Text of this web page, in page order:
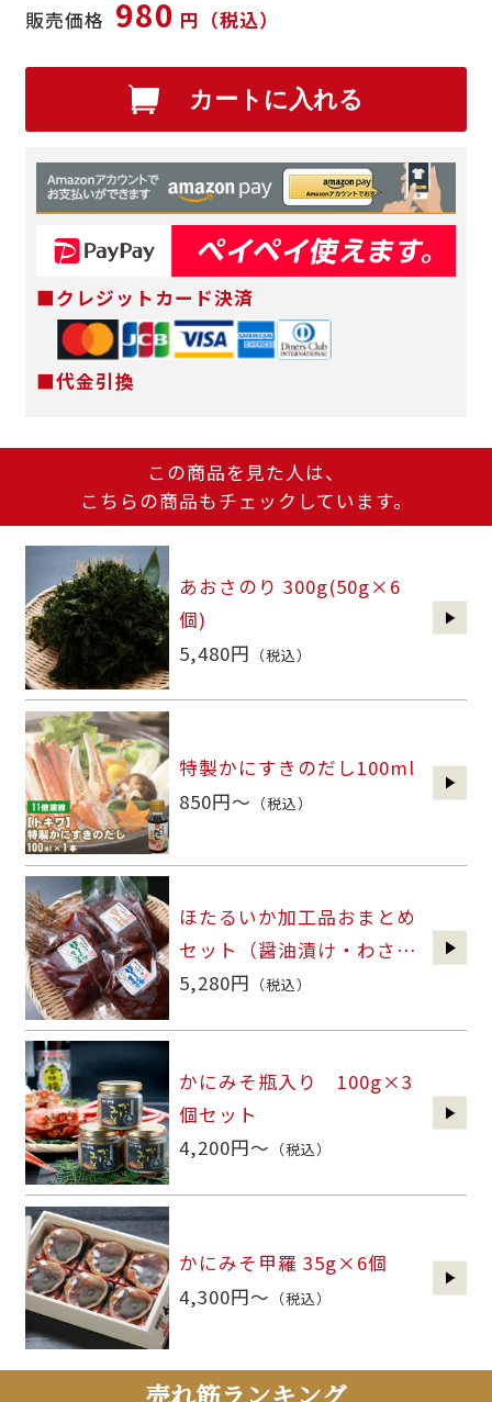
販売価格 980 円（税込）
カートに入れる
■クレジットカード決済
■代金引換
この商品を見た人は、
こちらの商品もチェックしています。
あおさのり 300g(50g×6
個)
5,480円 （税込）
特製かにすきのだし100ml
850円～ （税込）
ほたるいか加工品おまとめ
セット（醤油漬け・わさび
漬け・しょうが漬け）
5,280円 （税込）
かにみそ瓶入り 100g×3
個セット
4,200円～ （税込）
かにみそ甲羅 35g×6個
4,300円～ （税込）
売れ筋ランキング